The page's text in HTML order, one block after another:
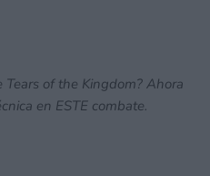
of the Kingdom? Ahora
en ESTE combate.